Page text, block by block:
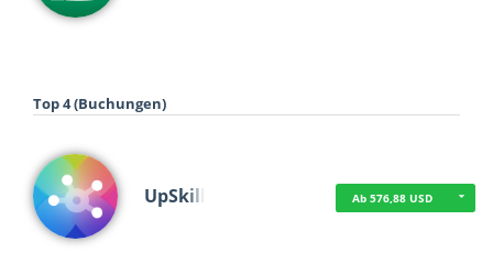
Top 4 (Buchungen)
UpSkill Ab 576,88 USD